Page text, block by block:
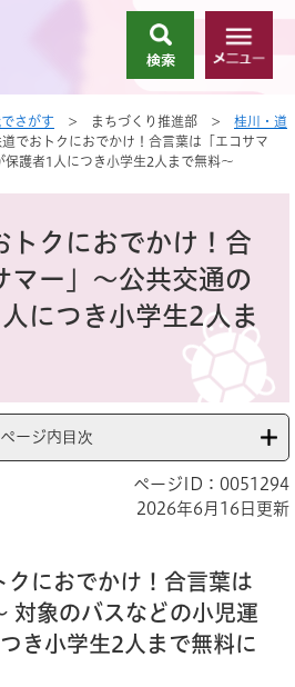
索
メ
ニ
ー
さがす > まちづくり推進部 >
桂川・道
道でおトクにおでかけ！合言葉は「エコサマ
保護者1人につき小学生2人まで無料～
トクにおでかけ！合
マー」～公共交通の
につき小学生2人ま
ページ内目次
ページID：0051294
2026年6月16日更新
クにおでかけ！合言葉は
対象のバスなどの小児運
き小学生2人まで無料に